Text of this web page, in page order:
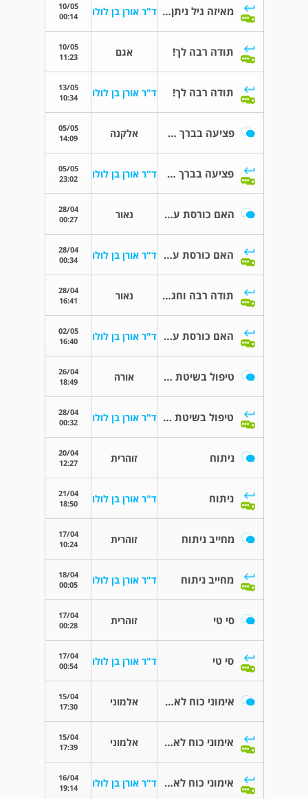
מאיזה גיל ניתן לעשות החלפת מפרק ירך ד"ר אורן בן לולו
10/05
00:14
תודה רבה לך! אגם
10/05
11:23
תודה רבה לך! ד"ר אורן בן לולו
13/05
10:34
פציעה בברך אחרי סקי אלקנה
05/05
14:09
פציעה בברך אחרי סקי ד"ר אורן בן לולו
05/05
23:02
האם כורסת עיסוי מזיקה לבריאות נאור
28/04
00:27
האם כורסת עיסוי מזיקה לבריאות ד"ר אורן בן לולו
28/04
00:34
תודה רבה וחג שמח נאור
28/04
16:41
האם כורסת עיסוי מזיקה לבריאות ד"ר אורן בן לולו
02/05
16:40
טיפול בשיטת האורטוקין בשחיקת סחוס במפרקי ירך במקום ניתוח אורה
26/04
18:49
טיפול בשיטת האורטוקין בשחיקת סחוס במפרקי ירך במקום ניתוח ד"ר אורן בן לולו
28/04
00:32
ניתוח זוהרית
20/04
12:27
ניתוח ד"ר אורן בן לולו
21/04
18:50
מחייב ניתוח זוהרית
17/04
10:24
מחייב ניתוח ד"ר אורן בן לולו
18/04
00:05
סי טי זוהרית
17/04
00:28
סי טי ד"ר אורן בן לולו
17/04
00:54
אימוני כוח לאחר פרטס בילדות אלמוני
15/04
17:30
אימוני כוח לאחר פרטס בילדות אלמוני
15/04
17:39
אימוני כוח לאחר פרטס בילדות ד"ר אורן בן לולו
16/04
19:14